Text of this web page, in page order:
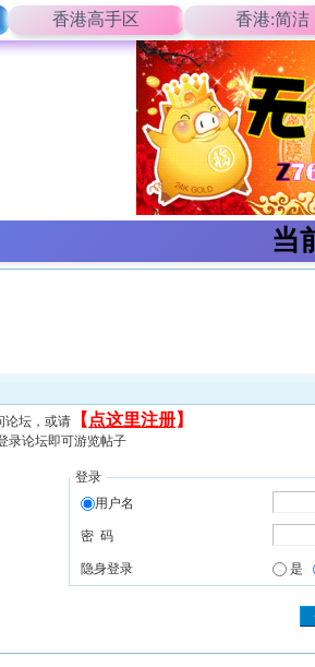
香港高手区 香港:简洁
当
论坛，或请 【 点这里注册】
录论坛即可游览帖子
登录
用户名
密 码
隐身登录 是